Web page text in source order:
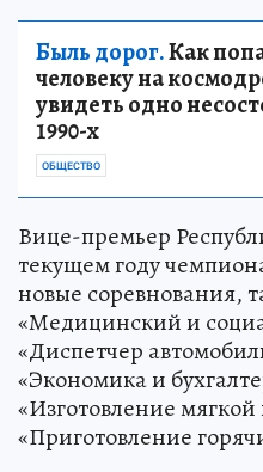
Быль дорог.Как
человеку на
увидеть одно
1990-х
ОБЩЕСТВО
Вице-премьер
текущем году
новые соревнования,
«Медицинский и
«Диспетчер
«Экономика и
«Изготовление
«Приготовление